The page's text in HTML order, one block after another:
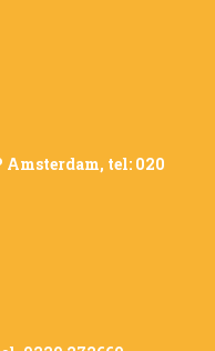
Amsterdam, tel: 020